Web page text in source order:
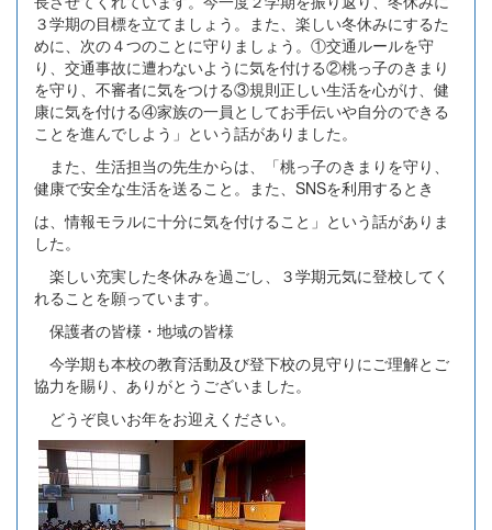
３学期の目標を立てましょう。また、楽しい冬休みにするた
めに、次の４つのことに守りましょう。①交通ルールを守
り、交通事故に遭わないように気を付ける②桃っ子のきまり
を守り、不審者に気をつける③規則正しい生活を心がけ、健
康に気を付ける④家族の一員としてお手伝いや自分のできる
ことを進んでしよう」という話がありました。
また、生活担当の先生からは、「桃っ子のきまりを守り、
健康で安全な生活を送ること。また、SNSを利用するとき
は、情報モラルに十分に気を付けること」という話がありま
した。
楽しい充実した冬休みを過ごし、３学期元気に登校してく
れることを願っています。
保護者の皆様・地域の皆様
今学期も本校の教育活動及び登下校の見守りにご理解とご
協力を賜り、ありがとうございました。
どうぞ良いお年をお迎えください。